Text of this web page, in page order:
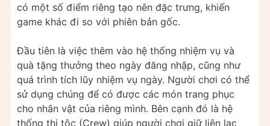
có một số điểm riêng tạo nên đặc trưng, khiến
game khác đi so với phiên bản gốc.
Đầu tiên là việc thêm vào hệ thống nhiệm vụ và
quà tặng thưởng theo ngày đăng nhập, cũng như
quá trình tích lũy nhiệm vụ ngày. Người chơi có thể
sử dụng chúng để có được các món trang phục
cho nhân vật của riêng mình. Bên cạnh đó là hệ
thống thị tộc (Crew) giúp người chơi giữ liên lạc